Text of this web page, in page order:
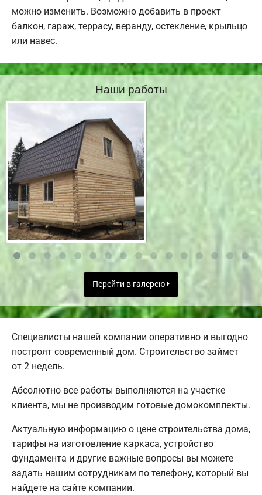
можно изменить. Возможно добавить в проект
балкон, гараж, террасу, веранду, остекление, крыльцо
или навес.
Наши работы
Перейти в галерею
Специалисты нашей компании оперативно и выгодно
построят современный дом. Строительство займет
от 2 недель.
Абсолютно все работы выполняются на участке
клиента, мы не производим готовые домокомплекты.
Актуальную информацию о цене строительства дома,
тарифы на изготовление каркаса, устройство
фундамента и другие важные вопросы вы можете
задать нашим сотрудникам по телефону, который вы
найдете на сайте компании.